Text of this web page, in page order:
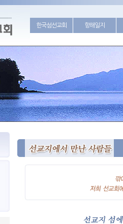
한국섬선교회 항해일지